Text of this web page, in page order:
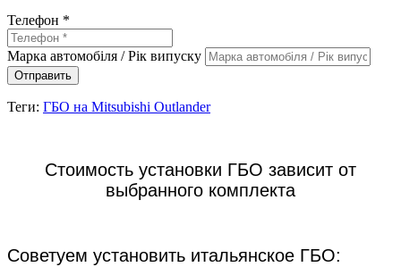
Телефон *
Марка автомобіля / Рік випуску
Отправить
Теги: ГБО на Mitsubishi Outlander
Стоимость установки ГБО зависит от
выбранного комплекта
Советуем установить итальянское ГБО: